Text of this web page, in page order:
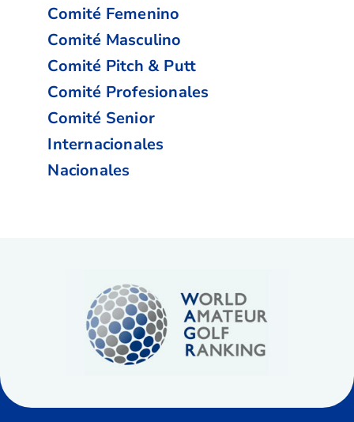
Comité Femenino
Comité Masculino
Comité Pitch & Putt
Comité Profesionales
Comité Senior
Internacionales
Nacionales